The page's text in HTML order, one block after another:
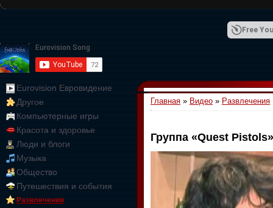
Free
Eurovision Евровидение
Другое
Компьютерные игры
Красота и здоровье
Люди и блоги
Музыка
Общество
Путешествия и события
Развлечения
Главная » Видео » Развлечения
Группа «Quest